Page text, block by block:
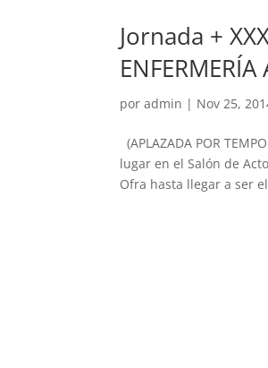
Jornada +
poradmin | Nov 25,
(APLAZADA POR
lugar en el Salón de
Ofra hasta llegar a ser